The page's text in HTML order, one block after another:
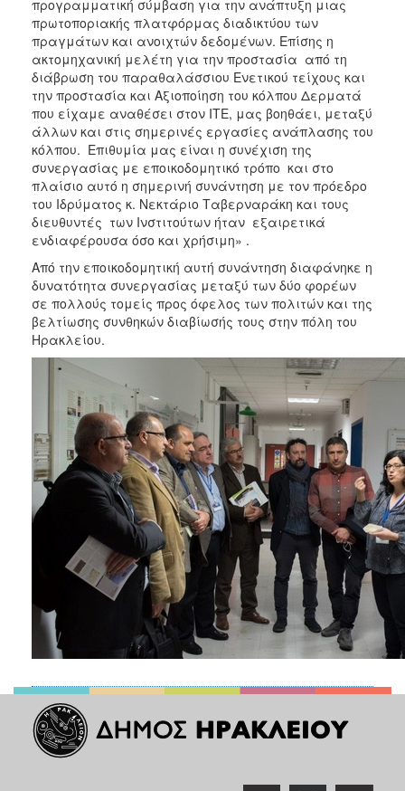
προγραμματική σύμβαση για την ανάπτυξη μιας
πρωτοποριακής πλατφόρμας διαδικτύου των
πραγμάτων και ανοιχτών δεδομένων. Επίσης η
ακτομηχανική μελέτη για την προστασία από τη
διάβρωση του παραθαλάσσιου Ενετικού τείχους και
την προστασία και Αξιοποίηση του κόλπου Δερματά
που είχαμε αναθέσει στον ΙΤΕ, μας βοηθάει, μεταξύ
άλλων και στις σημερινές εργασίες ανάπλασης του
κόλπου. Επιθυμία μας είναι η συνέχιση της
συνεργασίας με εποικοδομητικό τρόπο και στο
πλαίσιο αυτό η σημερινή συνάντηση με τον πρόεδρο
του Ιδρύματος κ. Νεκτάριο Ταβερναράκη και τους
διευθυντές των Ινστιτούτων ήταν εξαιρετικά
ενδιαφέρουσα όσο και χρήσιμη» .
Από την εποικοδομητική αυτή συνάντηση διαφάνηκε η
δυνατότητα συνεργασίας μεταξύ των δύο φορέων
σε πολλούς τομείς προς όφελος των πολιτών και της
βελτίωσης συνθηκών διαβίωσής τους στην πόλη του
Ηρακλείου.